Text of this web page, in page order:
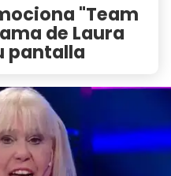
"Team
de Laura
pantalla